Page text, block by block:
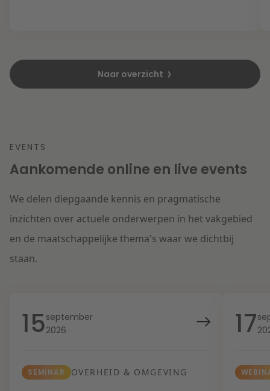
Naar overzicht
EVENTS
Aankomende online en live events
We delen diepgaande kennis en pragmatische
inzichten over actuele onderwerpen in het vakgebied
en de maatschappelijke thema's waar we dichtbij
staan.
15september
2026
SEMINAR OVERHEID & OMGEVING
17